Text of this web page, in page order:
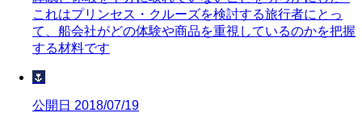
これはプリンセス・クルーズを検討する旅行者にとっ
て、船会社がどの体験や商品を重視しているのかを把握
する材料です
🌷
公開日 2018/07/19